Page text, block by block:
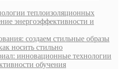
теплоизоляционных
энергоэффективности и
создаем стильные образы
носить стильно
инновационные технологии
обучения